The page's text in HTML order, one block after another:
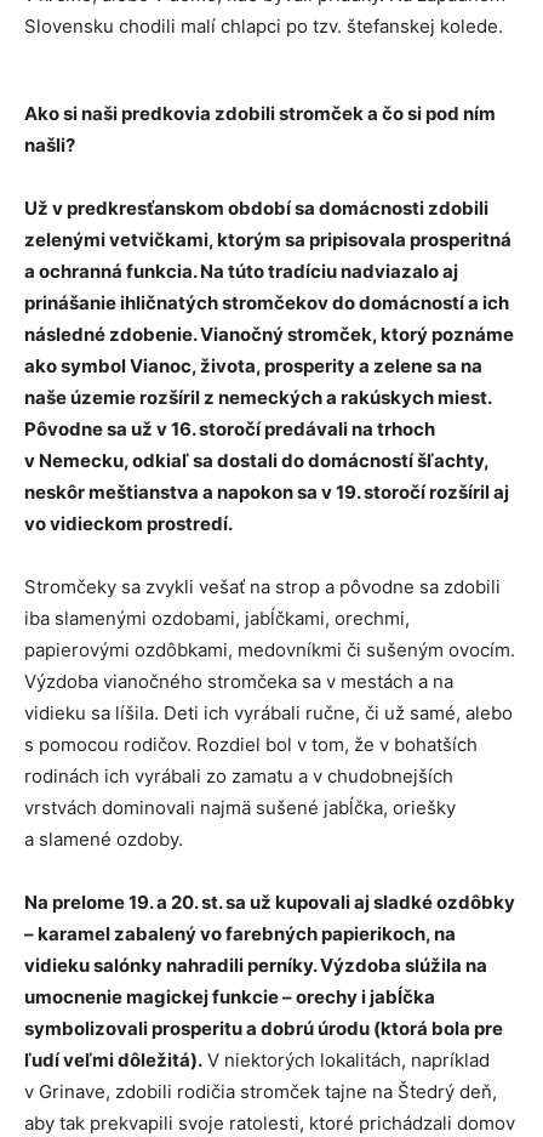
Slovensku chodili malí chlapci po tzv. štefanskej kolede.
Ako si naši predkovia zdobili stromček a čo si pod ním
našli?
Už v predkresťanskom období sa domácnosti zdobili
zelenými vetvičkami, ktorým sa pripisovala prosperitná
a ochranná funkcia. Na túto tradíciu nadviazalo aj
prinášanie ihličnatých stromčekov do domácností a ich
následné zdobenie. Vianočný stromček, ktorý poznáme
ako symbol Vianoc, života, prosperity a zelene sa na
naše územie rozšíril z nemeckých a rakúskych miest.
Pôvodne sa už v 16. storočí predávali na trhoch
v Nemecku, odkiaľ sa dostali do domácností šľachty,
neskôr meštianstva a napokon sa v 19. storočí rozšíril aj
vo vidieckom prostredí.
Stromčeky sa zvykli vešať na strop a pôvodne sa zdobili
iba slamenými ozdobami, jabĺčkami, orechmi,
papierovými ozdôbkami, medovníkmi či sušeným ovocím.
Výzdoba vianočného stromčeka sa v mestách a na
vidieku sa líšila. Deti ich vyrábali ručne, či už samé, alebo
s pomocou rodičov. Rozdiel bol v tom, že v bohatších
rodinách ich vyrábali zo zamatu a v chudobnejších
vrstvách dominovali najmä sušené jabĺčka, oriešky
a slamené ozdoby.
Na prelome 19. a 20. st. sa už kupovali aj sladké ozdôbky
– karamel zabalený vo farebných papierikoch, na
vidieku salónky nahradili perníky. Výzdoba slúžila na
umocnenie magickej funkcie – orechy i jabĺčka
symbolizovali prosperitu a dobrú úrodu (ktorá bola pre
ľudí veľmi dôležitá). V niektorých lokalitách, napríklad
v Grinave, zdobili rodičia stromček tajne na Štedrý deň,
aby tak prekvapili svoje ratolesti, ktoré prichádzali domov